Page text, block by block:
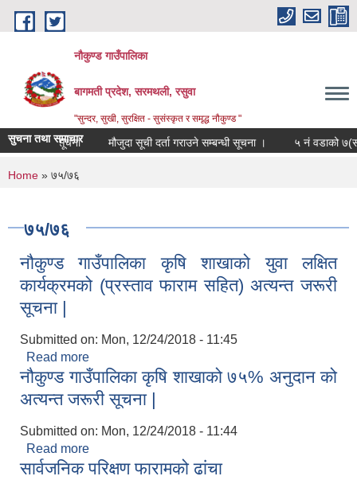
Skip to main content
नौकुण्ड गाउँपालिका
बागमती प्रदेश, सरमथली, रसुवा
"सुन्दर, सुखी, सुरक्षित - सुसंस्कृत र समृद्ध नौकुण्ड "
सुचना तथा समाचार
सम्बन्धी सूचना मौजुदा सूची दर्ता गराउने सम्बन्धी सूचना । ५ नं वडाको
You are here
Home » ७५/७६
७५/७६
नौकुण्ड गाउँपालिका कृषि शाखाको युवा लक्षित
कार्यक्रमको (प्रस्ताव फाराम सहित) अत्यन्त जरूरी
सूचना |
Submitted on: Mon, 12/24/2018 - 11:45
Read more
कार्यक्रमको (प्रस्ताव फाराम सहित) अत्यन्त जरूरी सूचना |
नौकुण्ड गाउँपालिका कृषि शाखाको ७५% अनुदान को
अत्यन्त जरूरी सूचना |
Submitted on: Mon, 12/24/2018 - 11:44
Read more
अत्यन्त जरूरी सूचना |
सार्वजनिक परिक्षण फारामको ढांचा